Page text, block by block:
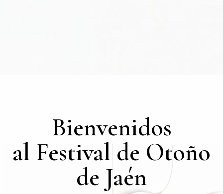
Bienvenidos
al Festival de Otoño
de Jaén